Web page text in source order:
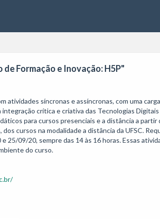
Formação e Inovação: H5P"
atividades síncronas e assíncronas, com uma
crítica e criativa das Tecnologias
para cursos presenciais e a distância a
cursos na modalidade a distância da UFSC.
09/20, sempre das 14 às 16 horas. Essas
do curso.